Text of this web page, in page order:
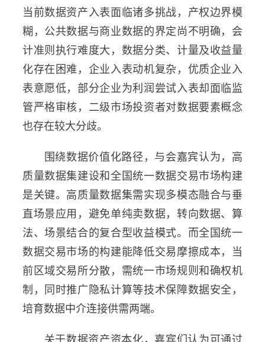
当前数据资产入表面临诸多挑战，产权边界模
糊，公共数据与商业数据的界定尚不明确，会
计准则执行难度大，数据分类、计量及收益量
化存在困难，企业入表动机复杂，优质企业入
表意愿低，部分企业为利润尝试入表却面临监
管严格审核，二级市场投资者对数据要素概念
也存在较大分歧。
围绕数据价值化路径，与会嘉宾认为，高
质量数据集建设和全国统一数据交易市场构建
是关键。高质量数据集需实现多模态融合与垂
直场景应用，避免单纯卖数据，转向数据、算
法、场景结合的复合型收益模式。而全国统一
数据交易市场的构建能降低交易摩擦成本，当
前区域交易所分散，需统一市场规则和确权机
制，同时推广隐私计算等技术保障数据安全，
培育数据中介连接供需两端。
关于数据资产资本化，嘉宾们认为可通过